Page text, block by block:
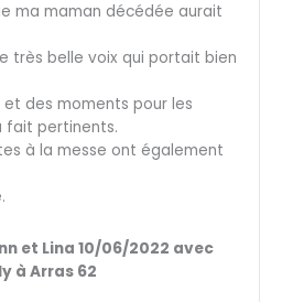
ma maman décédée aurait
très belle voix qui portait bien
et des moments pour les
pertinents.
à la messe ont également
et Lina 10/06/2022 avec
à Arras 62